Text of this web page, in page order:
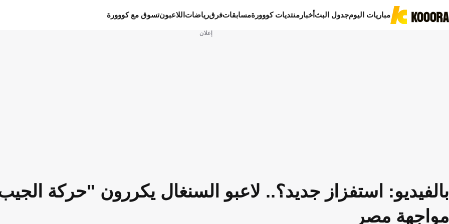
مباريات اليومجدول البثأخبار منتديات كووورةمسابقاتفرقرياضات اللاعبونتسوق مع كووورة
إعلان
بالفيديو: استفزاز جديد؟.. لاعبو السنغال يكررون "حركة
مواجهة مصر